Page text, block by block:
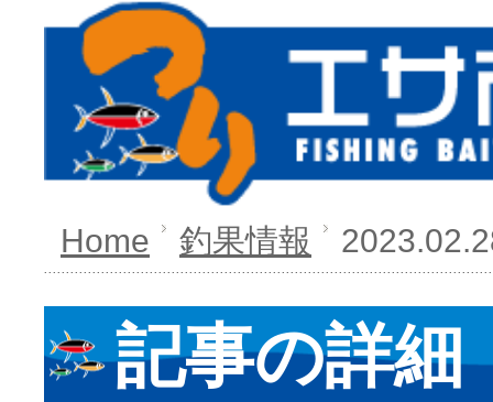
Home 釣果情報
記事の詳細